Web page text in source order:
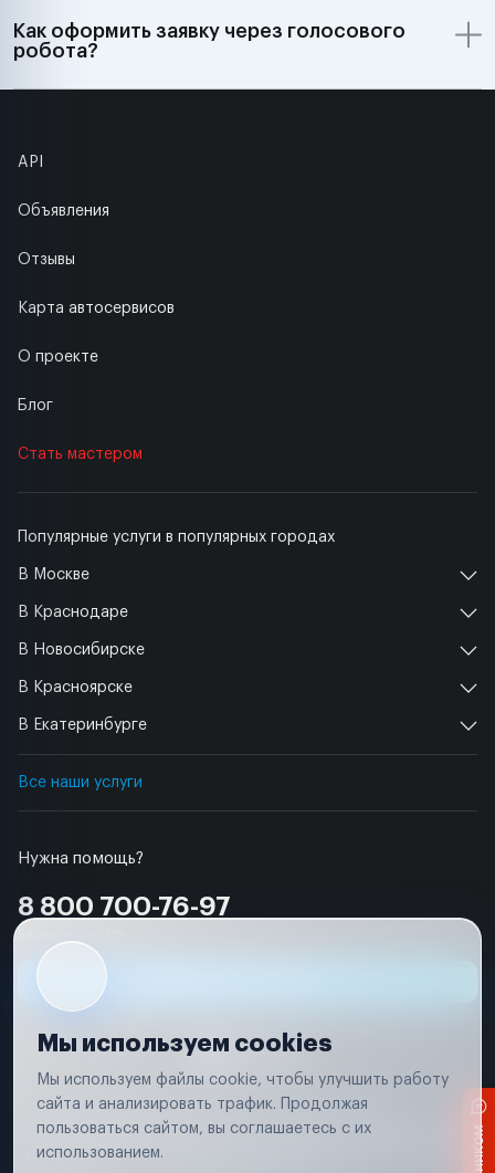
Как оформить заявку через голосового
робота?
Нужна помощь?
8 800 700-76-97
Популярные услуги в популярных городах
В Москве
В Краснодаре
В Новосибирске
В Красноярске
В Екатеринбурге
Все наши услуги
API
Объявления
Отзывы
Карта автосервисов
О проекте
Блог
Стать мастером
Условия использования
Удаление аккаунта
Вся информация, представленная на сайте, носит исключительно
соответствии с положениями статьи 437 (п. 2) Гражданского кодекса
Мы используем cookies
Мы используем файлы cookie, чтобы улучшить работу
сайта и анализировать трафик. Продолжая
пользоваться сайтом, вы соглашаетесь с их
использованием.